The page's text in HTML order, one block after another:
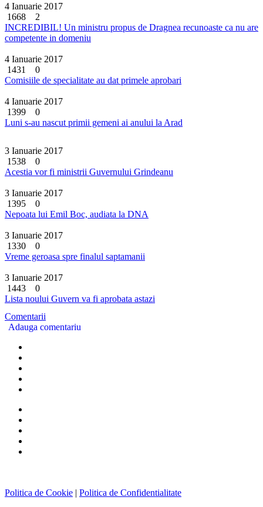
4 Ianuarie 2017
1668
2
INCREDIBIL! Un ministru propus de Dragnea recunoaste ca nu are
competente in domeniu
4 Ianuarie 2017
1431
0
Comisiile de specialitate au dat primele aprobari
4 Ianuarie 2017
1399
0
Luni s-au nascut primii gemeni ai anului la Arad
3 Ianuarie 2017
1538
0
Acestia vor fi ministrii Guvernului Grindeanu
3 Ianuarie 2017
1395
0
Nepoata lui Emil Boc, audiata la DNA
3 Ianuarie 2017
1330
0
Vreme geroasa spre finalul saptamanii
3 Ianuarie 2017
1443
0
Lista noului Guvern va fi aprobata astazi
Comentarii
Adauga comentariu
Politica de Cookie | Politica de Confidentialitate